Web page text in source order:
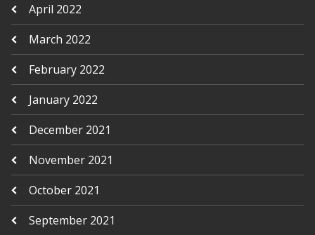
April 2022
March 2022
February 2022
January 2022
December 2021
November 2021
October 2021
September 2021